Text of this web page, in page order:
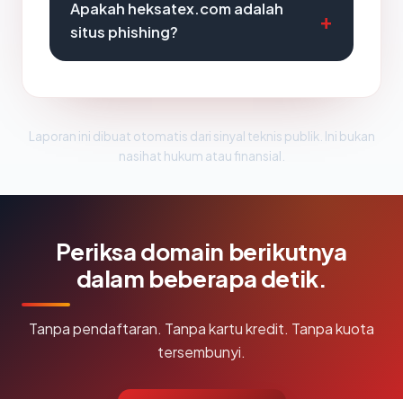
Apakah heksatex.com adalah
situs phishing?
Laporan ini dibuat otomatis dari sinyal teknis publik. Ini bukan
nasihat hukum atau finansial.
Periksa domain berikutnya
dalam beberapa detik.
Tanpa pendaftaran. Tanpa kartu kredit. Tanpa kuota
tersembunyi.